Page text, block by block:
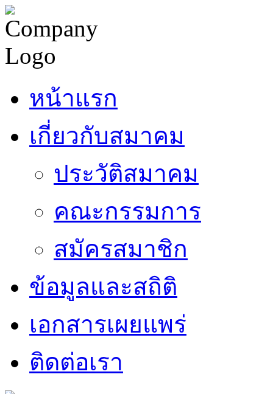
หน้าแรก
เกี่ยวกับสมาคม
ประวัติสมาคม
คณะกรรมการ
สมัครสมาชิก
ข้อมูลและสถิติ
เอกสารเผยแพร่
ติดต่อเรา